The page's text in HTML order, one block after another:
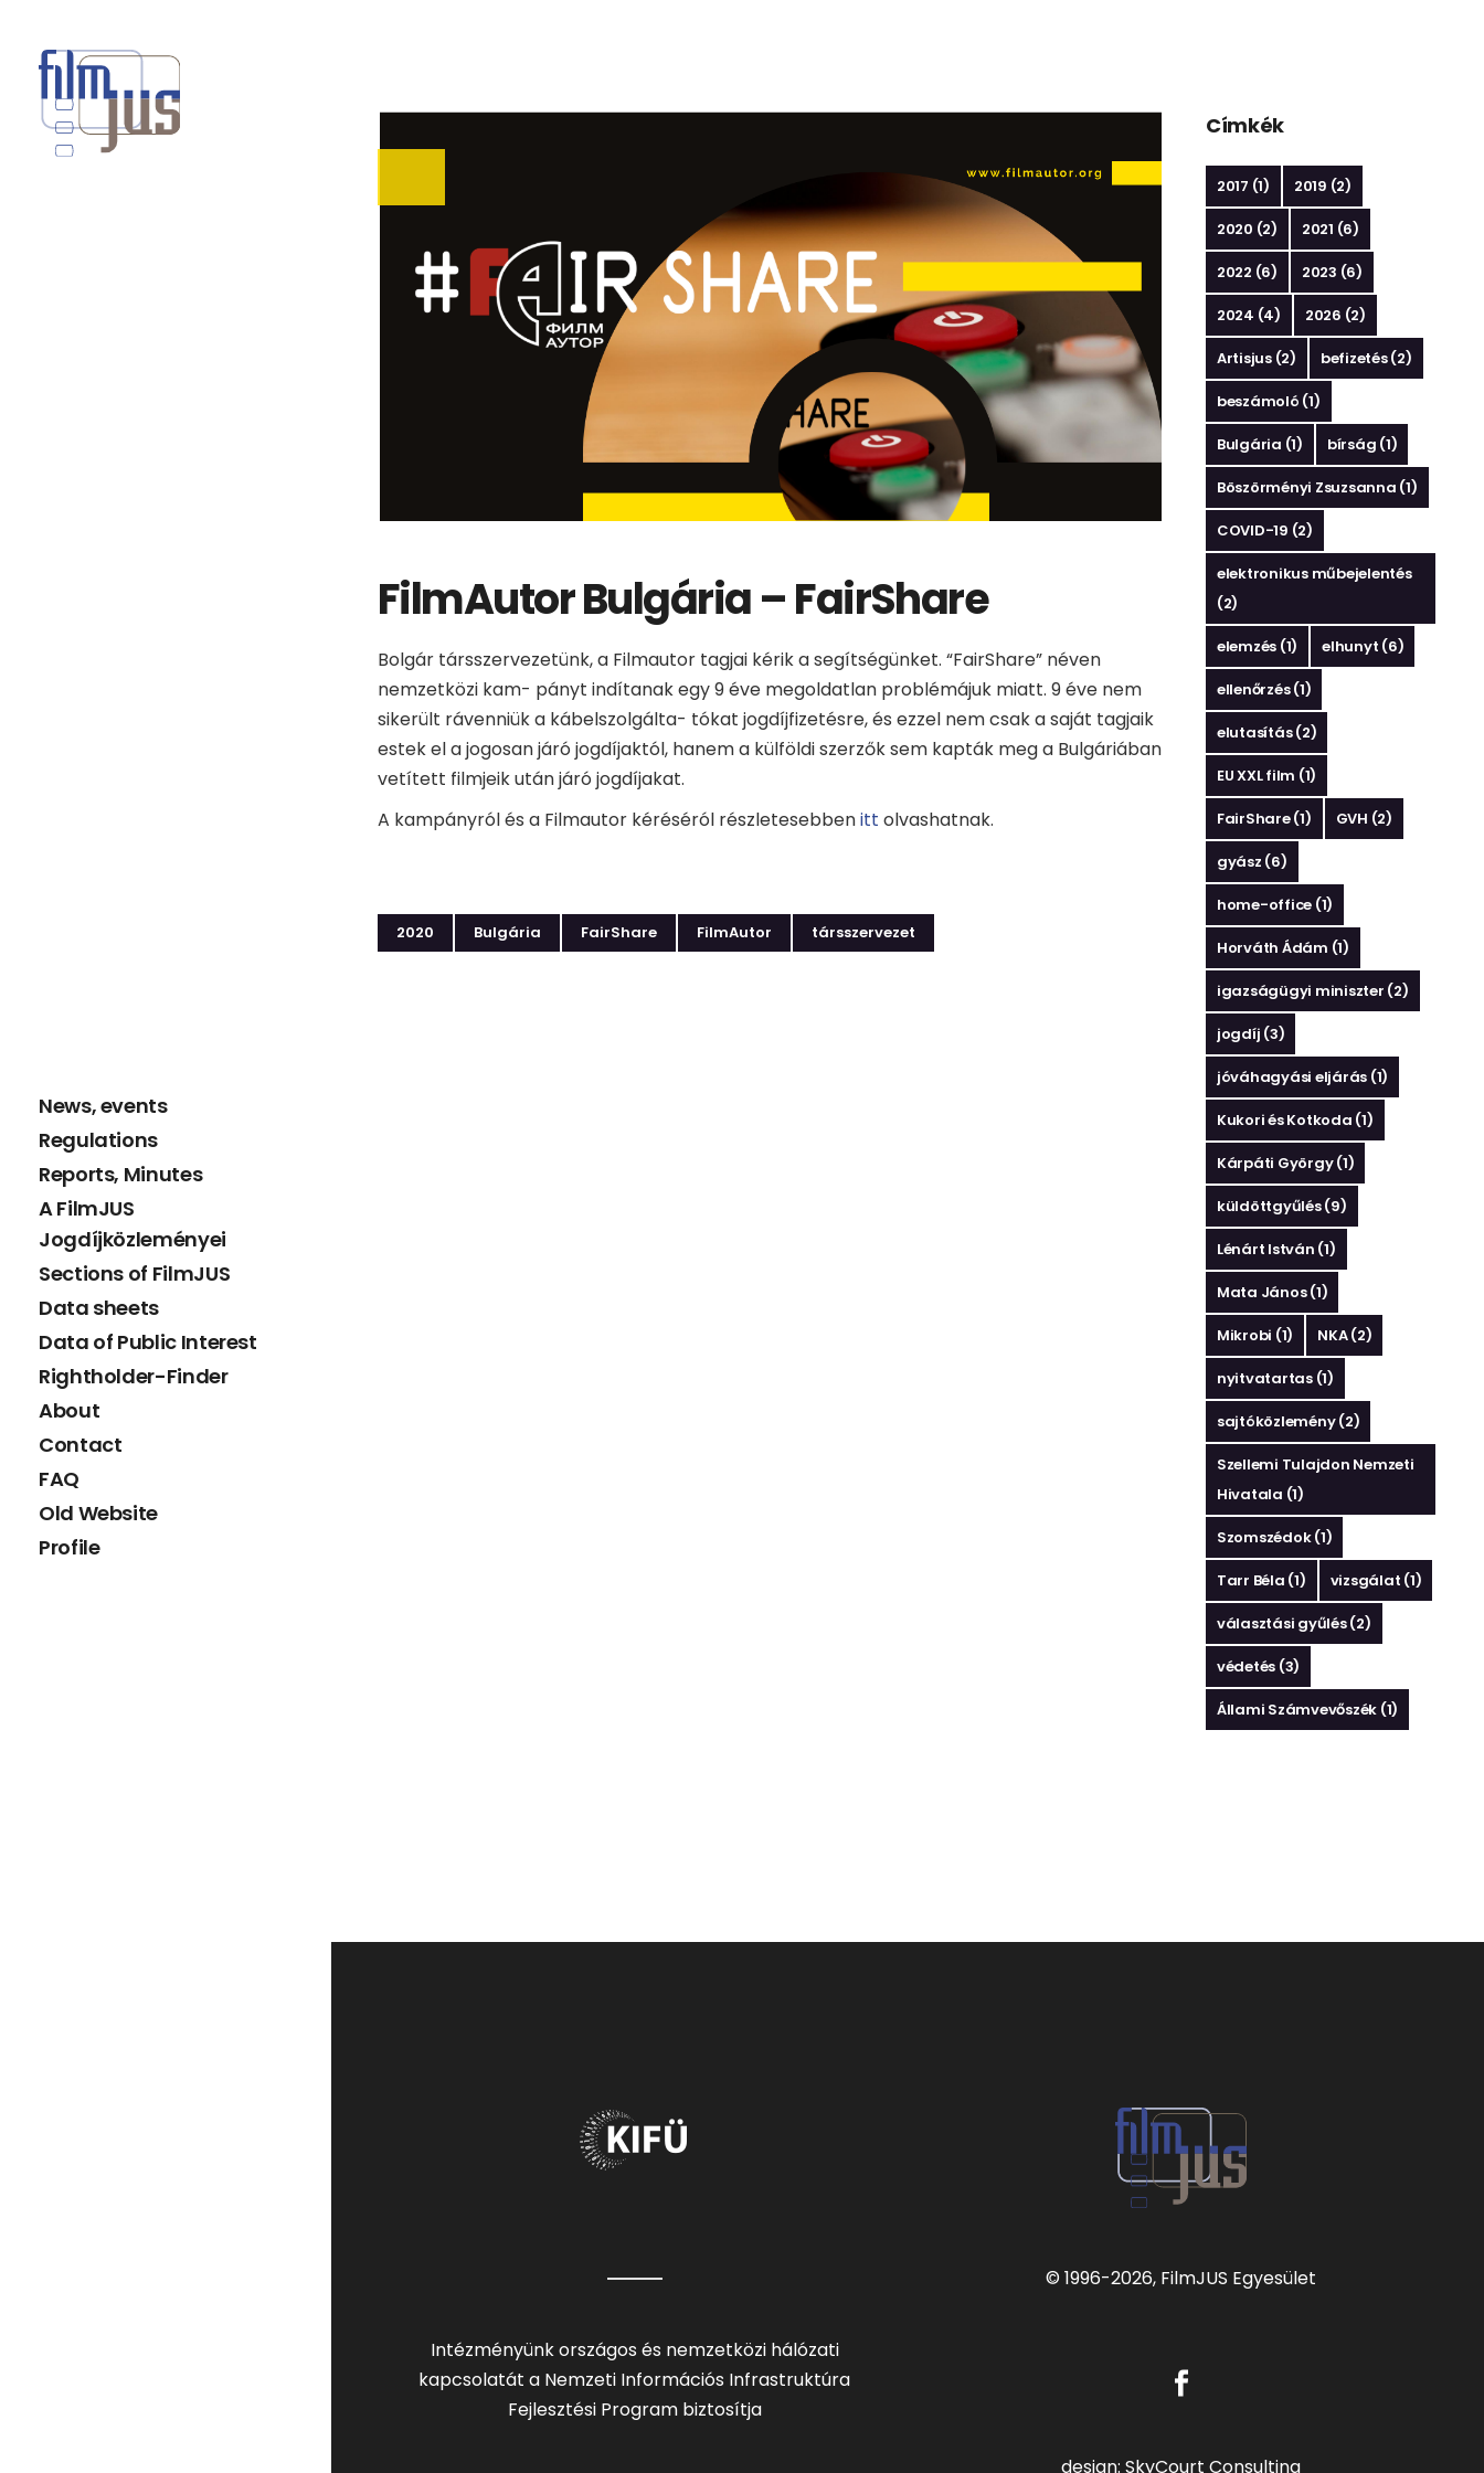
News, events
Regulations
Reports, Minutes
A FilmJUS
Jogdíjközleményei
Sections of FilmJUS
Data sheets
Data of Public Interest
Rightholder-Finder
About
Contact
FAQ
Old Website
Profile
FilmAutor Bulgária – FairShare
Bolgár társszervezetünk, a Filmautor tagjai kérik a segítségünket. “FairShare” néven
nemzetközi kam- pányt indítanak egy 9 éve megoldatlan problémájuk miatt. 9 éve nem
sikerült rávenniük a kábelszolgálta- tókat jogdíjfizetésre, és ezzel nem csak a saját tagjaik
estek el a jogosan járó jogdíjaktól, hanem a külföldi szerzők sem kapták meg a Bulgáriában
vetített filmjeik után járó jogdíjakat.
A kampányról és a Filmautor kéréséról részletesebbenitt olvashatnak.
2020 Bulgária FairShare FilmAutor társszervezet
Címkék
2017 (1) 2019 (2)
2020 (2) 2021 (6)
2022 (6) 2023 (6)
2024 (4) 2026 (2)
Artisjus(2) befizetés(2)
beszámoló (1)
Bulgária (1) bírság (1)
Böszörményi Zsuzsanna (1)
COVID-19 (2)
elektronikus műbejelentés
(2)
elemzés (1) elhunyt (6)
ellenőrzés(1)
elutasítás(2)
EU XXL film (1)
FairShare(1) GVH (2)
gyász (6)
home-office (1)
Horváth Ádám (1)
igazságügyi miniszter (2)
jogdíj (3)
jóváhagyási eljárás (1)
Kukori és Kotkoda (1)
Kárpáti György(1)
küldöttgyűlés(9)
Lénárt István (1)
Mata János(1)
Mikrobi (1) NKA(2)
nyitvatartas(1)
sajtóközlemény(2)
Szellemi Tulajdon Nemzeti
Hivatala (1)
Szomszédok(1)
Tarr Béla (1) vizsgálat (1)
választási gyűlés(2)
védetés (3)
Állami Számvevőszék (1)
Intézményünk országos és nemzetközi hálózati
kapcsolatát a Nemzeti Információs Infrastruktúra
Fejlesztési Program biztosítja
© 1996-2026, FilmJUS Egyesület
design: SkyCourt Consulting